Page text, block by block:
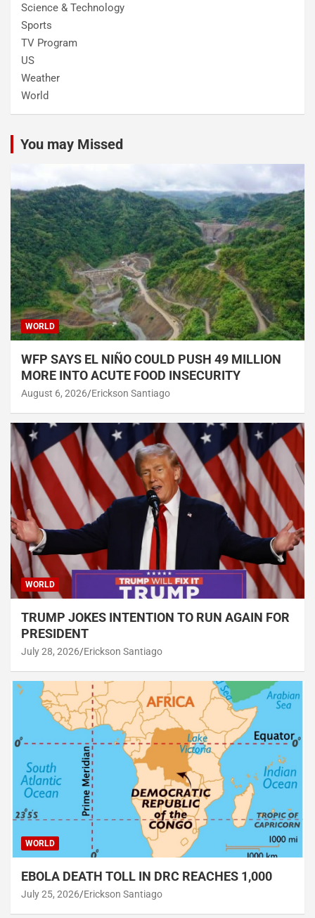
Science & Technology
Sports
TV Program
US
Weather
World
You may Missed
WORLD
WFP SAYS EL NIÑO COULD PUSH 49 MILLION
MORE INTO ACUTE FOOD INSECURITY
August 6, 2026 Erickson Santiago
WORLD
TRUMP JOKES INTENTION TO RUN AGAIN FOR
PRESIDENT
July 28, 2026 Erickson Santiago
WORLD
EBOLA DEATH TOLL IN DRC REACHES 1,000
July 25, 2026 Erickson Santiago